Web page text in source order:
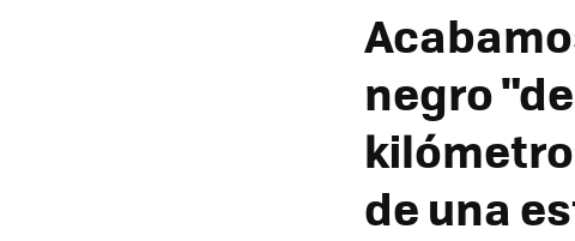
negro
de una